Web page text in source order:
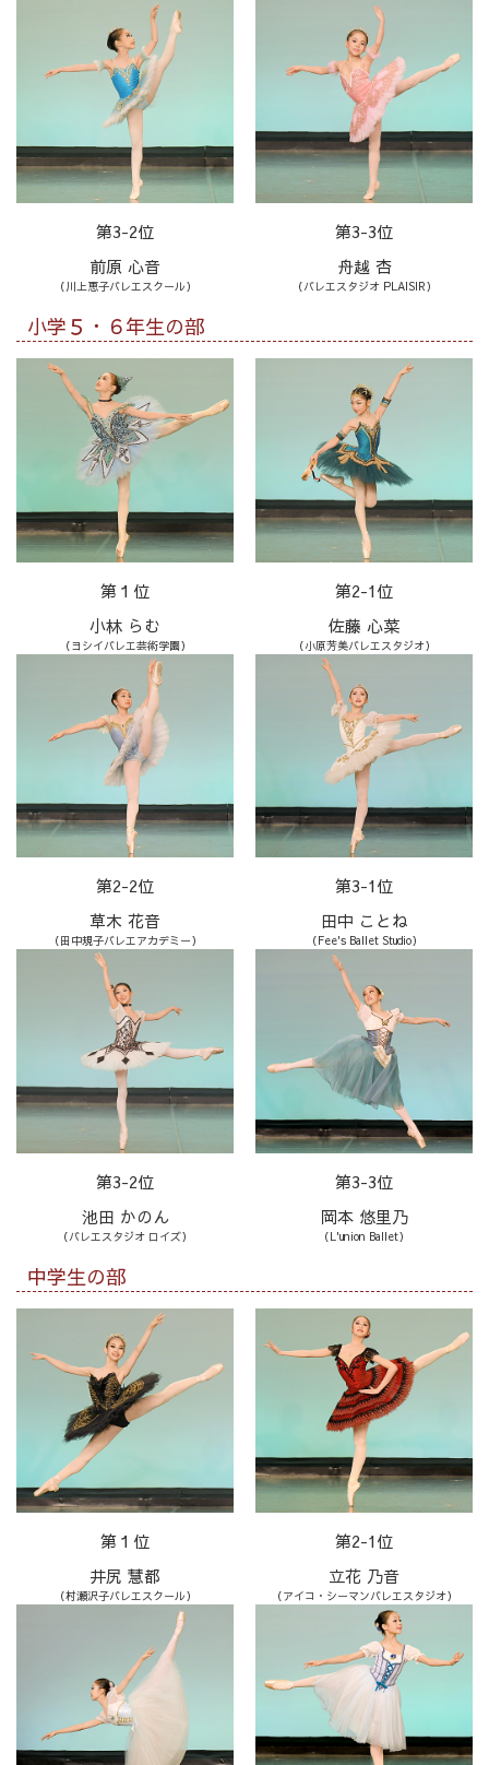
第3-2位
前原 心音
（川上恵子バレエスクール）
第3-3位
舟越 杏
（バレエスタジオ PLAISIR）
小学５・６年生の部
第１位
小林 らむ
（ヨシイバレエ芸術学園）
第2-1位
佐藤 心菜
（小原芳美バレエスタジオ）
第2-2位
草木 花音
（田中規子バレエアカデミー）
第3-1位
田中 ことね
（Fee's Ballet Studio）
第3-2位
池田 かのん
（バレエスタジオ ロイズ）
第3-3位
岡本 悠里乃
（L'union Ballet）
中学生の部
第１位
井尻 慧都
（村瀬沢子バレエスクール）
第2-1位
立花 乃音
（アイコ・シーマンバレエスタジオ）